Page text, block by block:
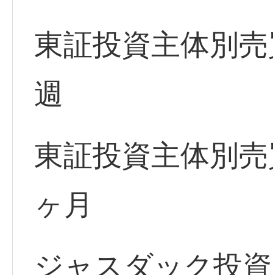
東証投資主体別
週
東証投資主体別
ヶ月
ジャスダック投